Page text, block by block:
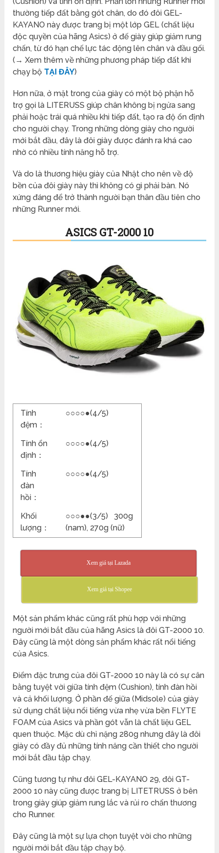
thường tiếp đất bằng gót chân, do đó đôi GEL-
KAYANO này được trang bị một lớp GEL (chất liệu
độc quyền của hãng Asics) ở đế giày giúp giảm rung
chấn, từ đó hạn chế lực tác động lên chân và đầu gối.
(→ Xem thêm về những phương pháp tiếp đất khi
chạy bộ TẠI ĐÂY)
Hơn nữa, ở mặt trong của giày có một bộ phận hỗ
trợ gọi là LITERUSS giúp chân không bị ngửa sang
phải hoặc trái quá nhiều khi tiếp đất, tạo ra độ ổn định
cho người chạy. Trong những dòng giày cho người
mới bắt đầu, đây là đôi giày được đánh ra khá cao
nhờ có nhiều tính năng hỗ trợ.
Và do là thương hiệu giày của Nhật cho nên về độ
bền của đôi giày này thì không có gì phải bàn. Nó
xứng đáng để trở thành người bạn thân đầu tiên cho
những Runner mới.
ASICS GT-2000 10
Tính
đệm：
○○○○●(4/5)
Tính ổn
định：
○○○○●(4/5)
Tính
đàn
hồi：
○○○○●(4/5)
Khối
lượng：
○○○●●(3/5) 300g
(nam), 270g (nữ)
Xem giá tại Lazada
Xem giá tại Shopee
Một sản phẩm khác cũng rất phù hợp với những
người mới bắt đầu của hãng Asics là đôi GT-2000 10.
Đây cũng là một dòng sản phẩm khác rất nổi tiếng
của Asics.
Điểm đặc trưng của đôi GT-2000 10 này là có sự cân
bằng tuyệt vời giữa tính đệm (Cushion), tính đàn hồi
và cả khối lượng. Ở phần đế giữa (Midsole) của giày
sử dụng chất liệu nổi tiếng vừa nhẹ vừa bền FLYTE
FOAM của Asics và phần gót vẫn là chất liệu GEL
quen thuộc. Mặc dù chỉ nặng 280g nhưng đây là đôi
giày có đầy đủ những tính năng cần thiết cho người
mới bắt đầu tập chạy.
Cũng tương tự như đôi GEL-KAYANO 29, đôi GT-
2000 10 này cũng được trang bị LITETRUSS ở bên
trong giày giúp giảm rung lắc và rủi ro chấn thương
cho Runner.
Đây cũng là một sự lựa chọn tuyệt vời cho những
người mới bắt đầu tập chạy bộ.